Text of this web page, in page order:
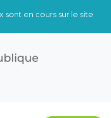
sont en cours sur le site